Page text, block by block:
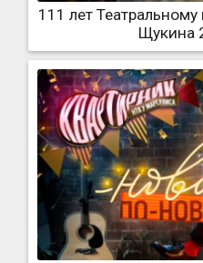
111 лет
Щукина